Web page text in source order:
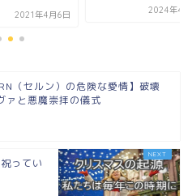
2024年4月23日 2021年6
（セルン）の危険な愛情】破壊
ァと悪魔崇拝の儀式
ってい